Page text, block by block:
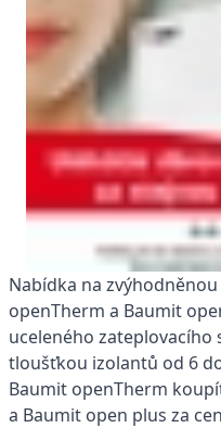
Nabídka na
openTherm a Baumit
uceleného zateplovacího
tloušťkou izolantů od 6
Baumit openTherm
a Baumit open plus za